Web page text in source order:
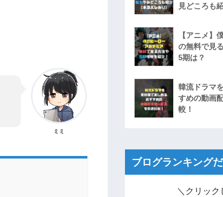
ミミ
見どころも
【アニメ】
の無料で見
5期は？
韓流ドラマ
すめの動画
較！
ブログランキング
＼クリック